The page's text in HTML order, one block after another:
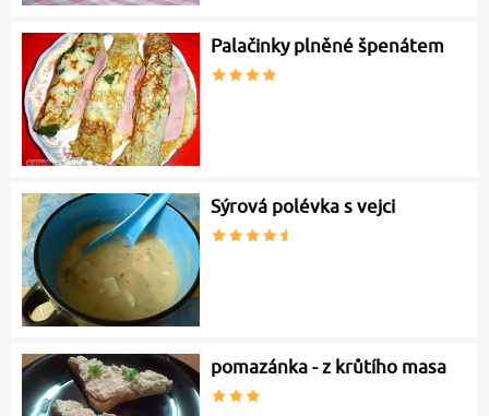
Palačinky plněné špenátem
Sýrová polévka s vejci
pomazánka - z krůtího masa